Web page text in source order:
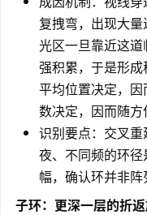
复拽弯，出现大
光区一旦靠近这
强积累，于是形
平均位置决定，
数决定，因而随方
识别要点：交叉
夜、不同频的环
幅，确认环并非阵
子环：更深一层的折